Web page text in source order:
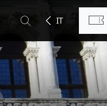
IT